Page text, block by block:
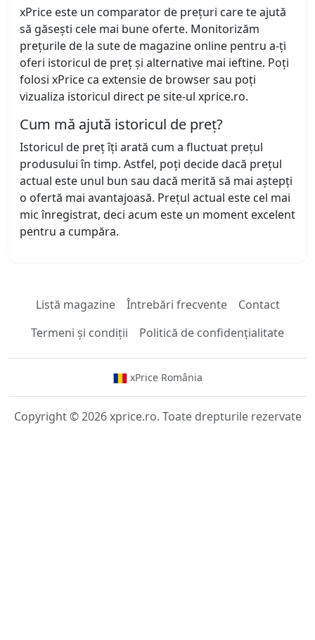
xPrice este un comparator de prețuri care te ajută
să găsești cele mai bune oferte. Monitorizăm
prețurile de la sute de magazine online pentru a-ți
oferi istoricul de preț și alternative mai ieftine. Poți
folosi xPrice ca extensie de browser sau poți
vizualiza istoricul direct pe site-ul xprice.ro.
Cum mă ajută istoricul de preț?
Istoricul de preț îți arată cum a fluctuat prețul
produsului în timp. Astfel, poți decide dacă prețul
actual este unul bun sau dacă merită să mai aștepți
o ofertă mai avantajoasă. Prețul actual este cel mai
mic înregistrat, deci acum este un moment excelent
pentru a cumpăra.
Listă magazine Întrebări frecvente
Contact
Termeni și condiții
Politică de confidențialitate
xPrice România
Copyright © 2026 xprice.ro. Toate drepturile rezervate